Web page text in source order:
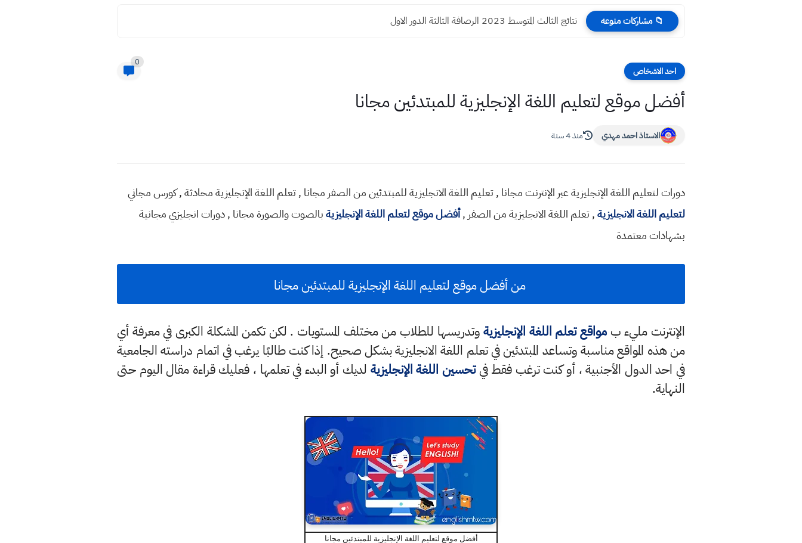
📁 مشاركات منوعه نتائج الثالث المتوسط 2023 الرصافة الثالثة الدور الاول
احد الاشخاص
0
أفضل موقع لتعليم اللغة الإنجليزية للمبتدئين مجانا
الاستاذ احمد مهدي منذ 4 سنة
دورات لتعليم اللغة الإنجليزية عبر الإنترنت مجانا , تعليم اللغة الانجليزية للمبتدئين من الصفر مجانا , تعلم اللغة الإنجليزية محادثة , كورس مجاني
لتعليم اللغة الانجليزية, تعلم اللغة الانجليزية من الصفر ,أفضل موقع لتعلم اللغة الإنجليزيةبالصوت والصورة مجانا , دورات انجليزي مجانية
بشهادات معتمدة
منأفضل موقع لتعليم اللغة الإنجليزية للمبتدئين مجانا
الإنترنت مليء ب مواقع تعلم اللغة الإنجليزيةوتدريسها للطلاب من مختلف المستويات . لكن تكمن المشكلة الكبرى في معرفة أي
من هذه المواقع مناسبة وتساعد المبتدئين في تعلم اللغة الانجليزية بشكل صحيح. إذا كنت طالبًا يرغب في اتمام دراسته الجامعية
في احد الدول الأجنبية ، أو كنت ترغب فقط فيتحسين اللغة الإنجليزية لديك أو البدء في تعلمها ، فعليك قراءة مقال اليوم حتى
النهاية.
أفضل موقع لتعليم اللغة الإنجليزية للمبتدئين مجانا